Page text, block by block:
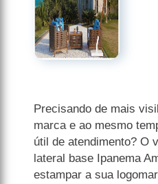
Precisando de mais
marca e ao mesmo
útil de atendimento? O
lateral base Ipanema
estampar a sua